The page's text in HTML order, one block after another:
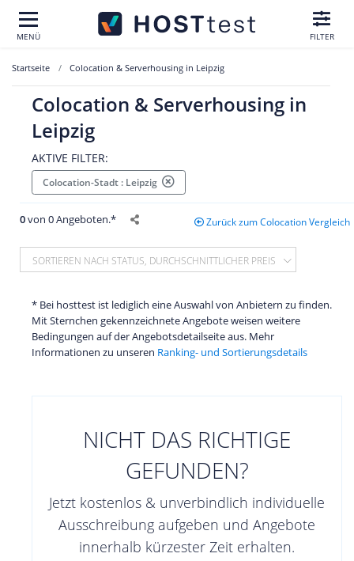
MENÜ FILTER
Startseite Colocation & Serverhousing in Leipzig
Colocation & Serverhousing in
Leipzig
AKTIVE FILTER:
Colocation-Stadt : Leipzig
0von 0 Angeboten.* Zurück zum Colocation Vergleich
SORTIEREN NACH STATUS, DURCHSCHNITTLICHER PREIS
* Bei hosttest ist lediglich eine Auswahl von Anbietern zu finden.
Mit Sternchen gekennzeichnete Angebote weisen weitere
Bedingungen auf der Angebotsdetailseite aus. Mehr
Informationen zu unseren Ranking- und Sortierungsdetails
NICHT DAS RICHTIGE
GEFUNDEN?
Jetzt kostenlos & unverbindlich individuelle
Ausschreibung aufgeben und Angebote
innerhalb kürzester Zeit erhalten.